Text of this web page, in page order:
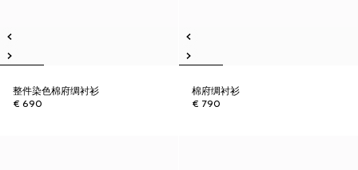
整件染色棉府绸衬衫
€ 690
棉府绸衬衫
€ 790